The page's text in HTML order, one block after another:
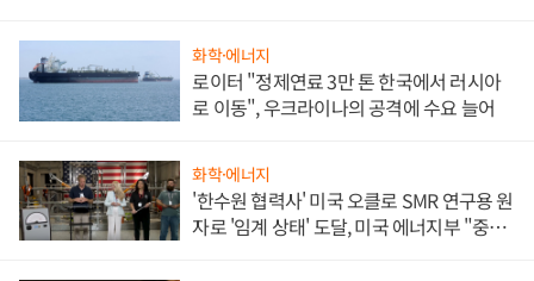
화학·에너지
로이터 "정제연료 3만 톤 한국에서 러시아
로 이동", 우크라이나의 공격에 수요 늘어
화학·에너지
'한수원 협력사' 미국 오클로 SMR 연구용 원
자로 '임계 상태' 도달, 미국 에너지부 "중요